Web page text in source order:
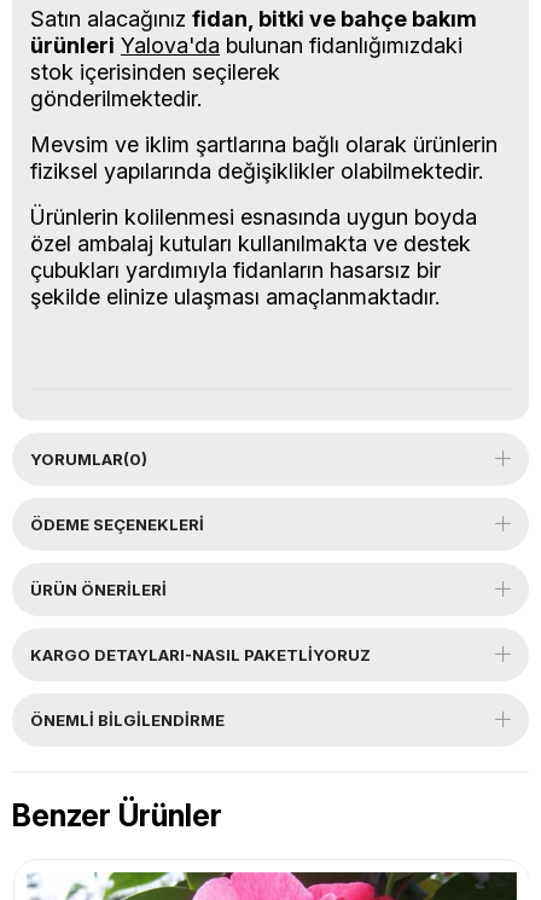
Satın alacağınız fidan, bitki ve bahçe bakım
ürünleri Yalova'da bulunan fidanlığımızdaki
stok içerisinden seçilerek
gönderilmektedir.
Mevsim ve iklim şartlarına bağlı olarak ürünlerin
fiziksel yapılarında değişiklikler olabilmektedir.
Ürünlerin kolilenmesi esnasında uygun boyda
özel ambalaj kutuları kullanılmakta ve destek
çubukları yardımıyla fidanların hasarsız bir
şekilde elinize ulaşması amaçlanmaktadır.
YORUMLAR(0)
ÖDEME SEÇENEKLERI
ÜRÜN ÖNERILERI
KARGO DETAYLARI-NASIL PAKETLİYORUZ
ÖNEMLI BILGILENDIRME
Benzer Ürünler